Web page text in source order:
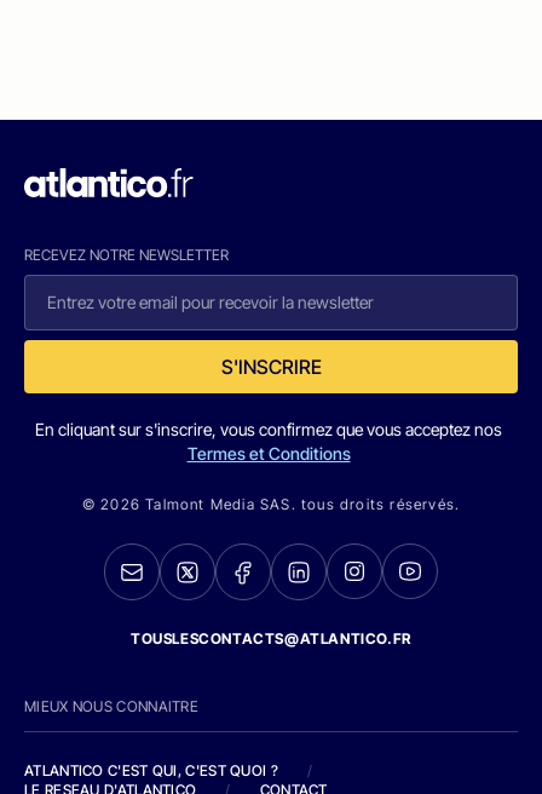
RECEVEZ NOTRE NEWSLETTER
S'INSCRIRE
En cliquant sur s'inscrire, vous confirmez que vous acceptez nos
Termes et Conditions
© 2026 Talmont Media SAS. tous droits réservés.
TOUSLESCONTACTS@ATLANTICO.FR
MIEUX NOUS CONNAITRE
ATLANTICO C'EST QUI, C'EST QUOI ?
/
LE RESEAU D'ATLANTICO
/ CONTACT